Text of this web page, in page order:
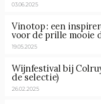
03.06.2025
Vinotop : een
voor de prille mooie
19.05.2025
Wijnfestival bij
de selectie)
26.02.2025